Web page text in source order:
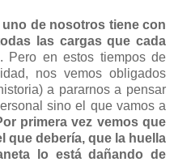
de nosotros tiene con
las cargas que cada
. Pero en estos tiempos de
nos vemos obligados
a pararnos a pensar
sino el que vamos a
primera vez vemos que
que debería, que la huella
lo está dañando de